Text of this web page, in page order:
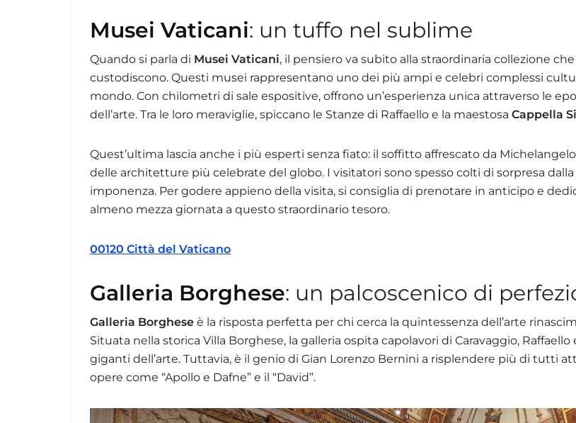
Musei Vaticani: un tuffo nel sublime
Quando si parla di Musei Vaticani, il pensiero va subito alla straordinaria collezione che
custodiscono. Questi musei rappresentano uno dei più ampi e celebri complessi
mondo. Con chilometri di sale espositive, offrono un’esperienza unica attraverso le
dell’arte. Tra le loro meraviglie, spiccano le Stanze di Raffaello e la maestosa Cappella
Quest’ultima lascia anche i più esperti senza fiato: il soffitto affrescato da
delle architetture più celebrate del globo. I visitatori sono spesso colti di sorpresa dalla
imponenza. Per godere appieno della visita, si consiglia di prenotare in anticipo e
almeno mezza giornata a questo straordinario tesoro.
00120 Città del Vaticano
Galleria Borghese: un palcoscenico di
Galleria Borghese è la risposta perfetta per chi cerca la quintessenza dell’arte
Situata nella storica Villa Borghese, la galleria ospita capolavori di Caravaggio, Raffaello
giganti dell’arte. Tuttavia, è il genio di Gian Lorenzo Bernini a risplendere più di tutti
opere come “Apollo e Dafne” e il “David”.